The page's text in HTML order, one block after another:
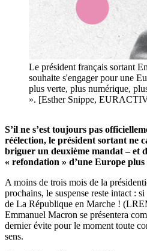
Le président français sortant
souhaite s'engager pour une
plus verte, plus numérique,
». [Esther Snippe,
S’il ne s’est toujours pas
réélection, le président sortant ne
briguer un deuxième mandat – et
« refondation » d’une Europe plus
A moins de trois mois de la
prochains, le suspense reste intact :
de La République en Marche !
Emmanuel Macron se présentera
dernier évite pour le moment toute
sens.